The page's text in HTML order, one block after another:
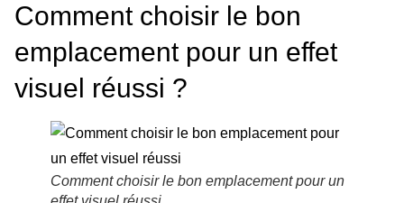
Comment choisir le bon
emplacement pour un effet
visuel réussi ?
Comment choisir le bon emplacement pour un